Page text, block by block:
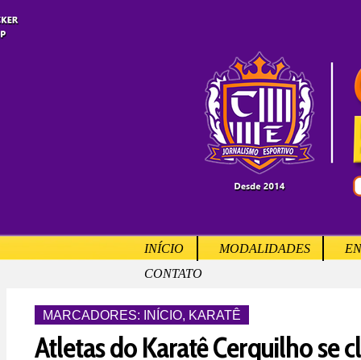
INÍCIO MODALIDADES
CONTATO
MARCADORES: INÍCIO, KARATÊ
Atletas do Karatê Cerquilho se